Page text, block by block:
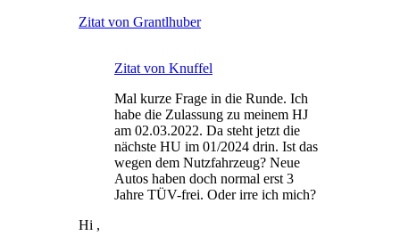
Zitat von Grantlhuber
Zitat von Knuffel
Mal kurze Frage in die Runde. Ich
habe die Zulassung zu meinem HJ
am 02.03.2022. Da steht jetzt die
nächste HU im 01/2024 drin. Ist das
wegen dem Nutzfahrzeug? Neue
Autos haben doch normal erst 3
Jahre TÜV-frei. Oder irre ich mich?
Hi ,